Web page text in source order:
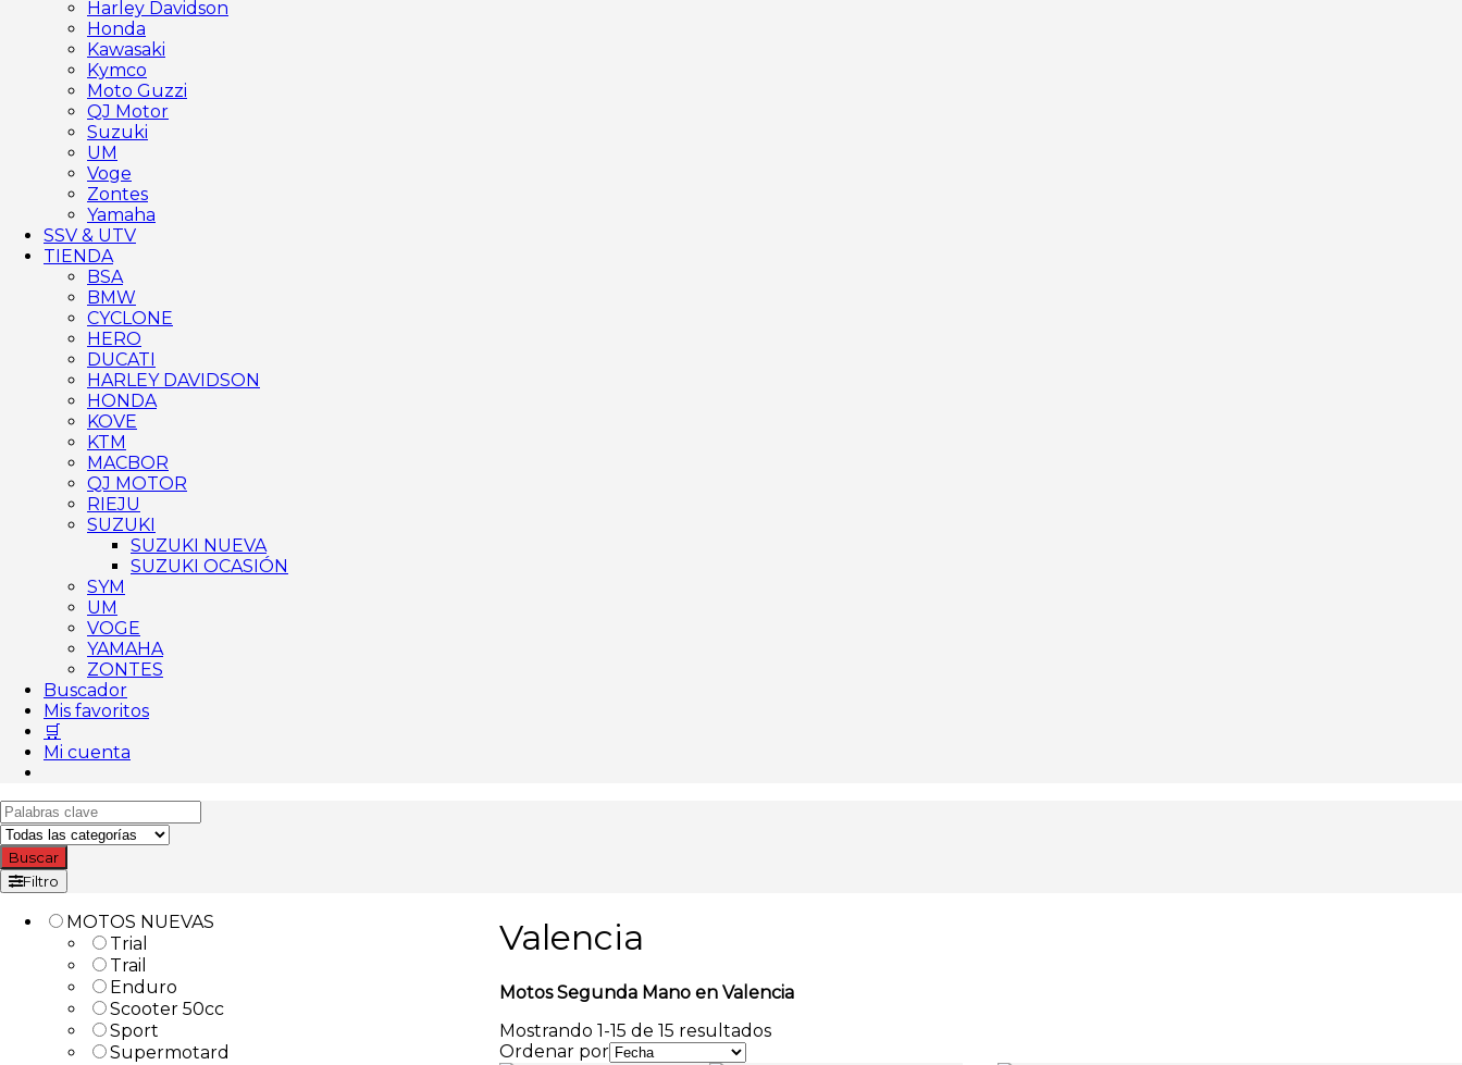
Harley Davidson
Honda
Kawasaki
Kymco
Moto Guzzi
QJ Motor
Suzuki
UM
Voge
Zontes
Yamaha
SSV & UTV
TIENDA
BSA
BMW
CYCLONE
HERO
DUCATI
HARLEY DAVIDSON
HONDA
KOVE
KTM
MACBOR
QJ MOTOR
RIEJU
SUZUKI
SUZUKI NUEVA
SUZUKI OCASIÓN
SYM
UM
VOGE
YAMAHA
ZONTES
Buscador
Mis favoritos
🛒
Mi cuenta
Buscar
Filtro
MOTOS NUEVAS
Trial
Trail
Enduro
Scooter 50cc
Sport
Supermotard
Valencia
Motos Segunda Mano en Valencia
Mostrando 1-15 de 15 resultados
Ordenar por